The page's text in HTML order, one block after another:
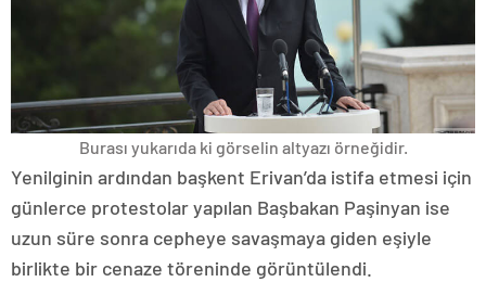
Burası yukarıda ki görselin altyazı örneğidir.
Yenilginin ardından başkent Erivan’da istifa etmesi için
günlerce protestolar yapılan Başbakan Paşinyan ise
uzun süre sonra cepheye savaşmaya giden eşiyle
birlikte bir cenaze töreninde görüntülendi.